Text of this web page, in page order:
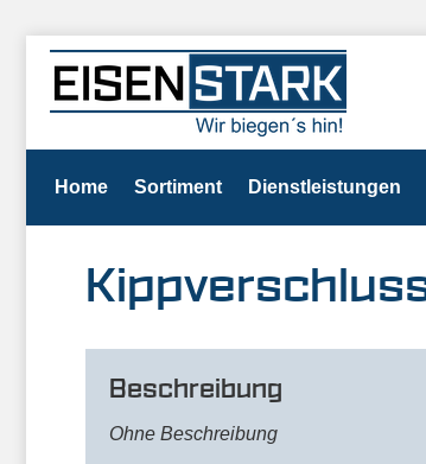
Home Sortiment Dienstleistungen
Beschreibung
Ohne Beschreibung